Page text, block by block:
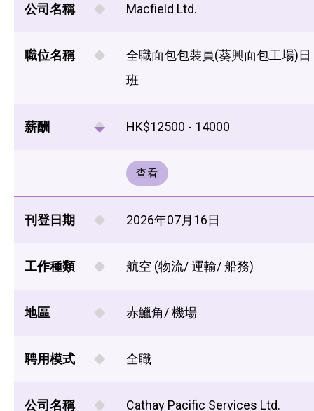
公司名稱 Macfield Ltd.
職位名稱
全職面包包裝員(葵興面包工場)日
班
薪酬 HK$12500 - 14000
查看
刊登日期 2026年07月16日
工作種類 航空 (物流/ 運輸/ 船務)
地區 赤鱲角/ 機場
聘用模式 全職
公司名稱 Cathay Pacific Services Ltd.